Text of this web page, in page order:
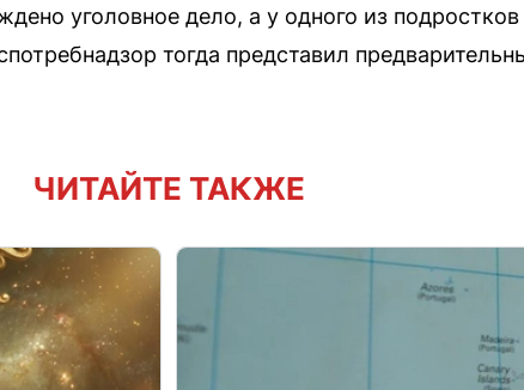
уголовное дело, а у одного из подростков
тогда представил
ЧИТАЙТЕ ТАКЖЕ